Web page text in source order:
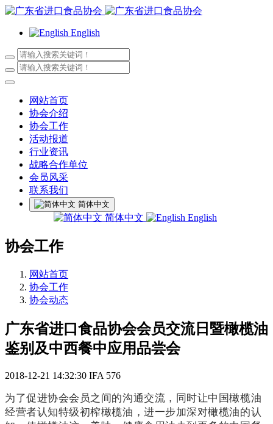
English
网站首页
协会介绍
协会工作
活动报道
行业资讯
战略合作单位
会员风采
联系我们
简体中文
简体中文 English
协会工作
网站首页
协会工作
协会动态
广东省进口食品协会会员交流日暨橄榄油
鉴别及中西餐中应用品尝会
2018-12-21 14:32:30 IFA 576
为了促进协会会员之间的沟通交流，同时让中国橄榄油
经营者认知特级初榨橄榄油，进一步加深对橄榄油的认